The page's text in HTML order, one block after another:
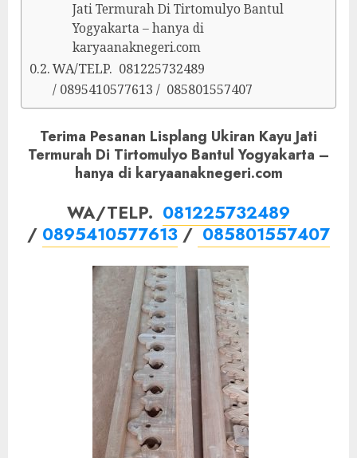
Jati Termurah Di Tirtomulyo Bantul
Yogyakarta – hanya di
karyaanaknegeri.com
WA/TELP. 081225732489
/ 0895410577613 / 085801557407
Terima Pesanan Lisplang Ukiran Kayu Jati
Termurah Di Tirtomulyo Bantul Yogyakarta –
hanya di karyaanaknegeri.com
WA/TELP. 081225732489
/ 0895410577613/085801557407